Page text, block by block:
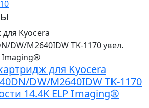
для Kyocera
DW/M2640IDW TK-1170
14.4K ELP Imaging®